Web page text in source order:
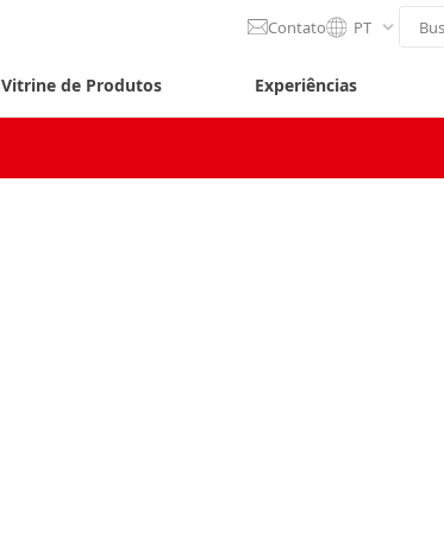
Contato PT
Vitrine de Produtos Experiências